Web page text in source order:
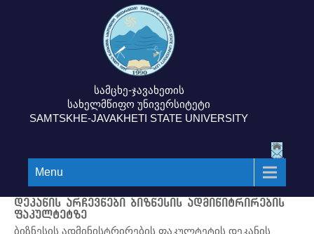
სამცხე-ჯავახეთის
სახელმწიფო უნივერსიტეტი
SAMTSKHE-JAVAKHETI STATE UNIVERSITY
Menu
დეკანის არჩევნები ბიზნესის ადმინიტრირების
ფაკულტეტზე
ბიზნესის ადმინისტრირების ფაკულტეტის დეკანის